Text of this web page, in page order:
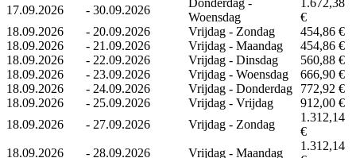
17.09.2026
- 30.09.2026
Donderdag -
Woensdag
1.672,38
€
18.09.2026
- 20.09.2026 Vrijdag - Zondag
454,86 €
18.09.2026
- 21.09.2026 Vrijdag - Maandag
454,86 €
18.09.2026
- 22.09.2026 Vrijdag - Dinsdag
560,88 €
18.09.2026
- 23.09.2026 Vrijdag - Woensdag
666,90 €
18.09.2026
- 24.09.2026 Vrijdag - Donderdag
772,92 €
18.09.2026
- 25.09.2026 Vrijdag - Vrijdag
912,00 €
18.09.2026
- 27.09.2026 Vrijdag - Zondag
1.312,14
€
18.09.2026
- 28.09.2026 Vrijdag - Maandag
1.312,14